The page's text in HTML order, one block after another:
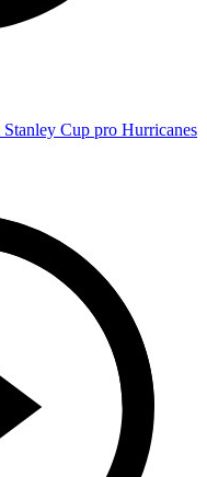
Cup pro Hurricanes